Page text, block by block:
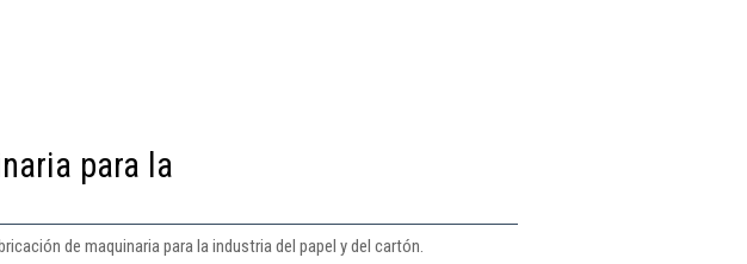
para la
de maquinaria para la industria del papel y del cartón.